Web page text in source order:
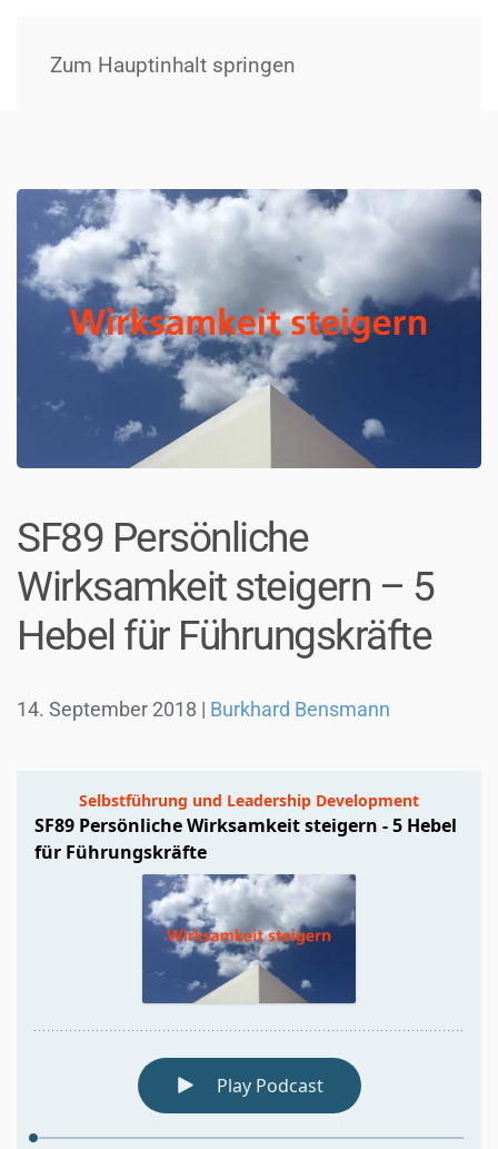
Zum Hauptinhalt springen
SF89 Persönliche
Wirksamkeit steigern – 5
Hebel für Führungskräfte
14. September 2018 | Burkhard Bensmann